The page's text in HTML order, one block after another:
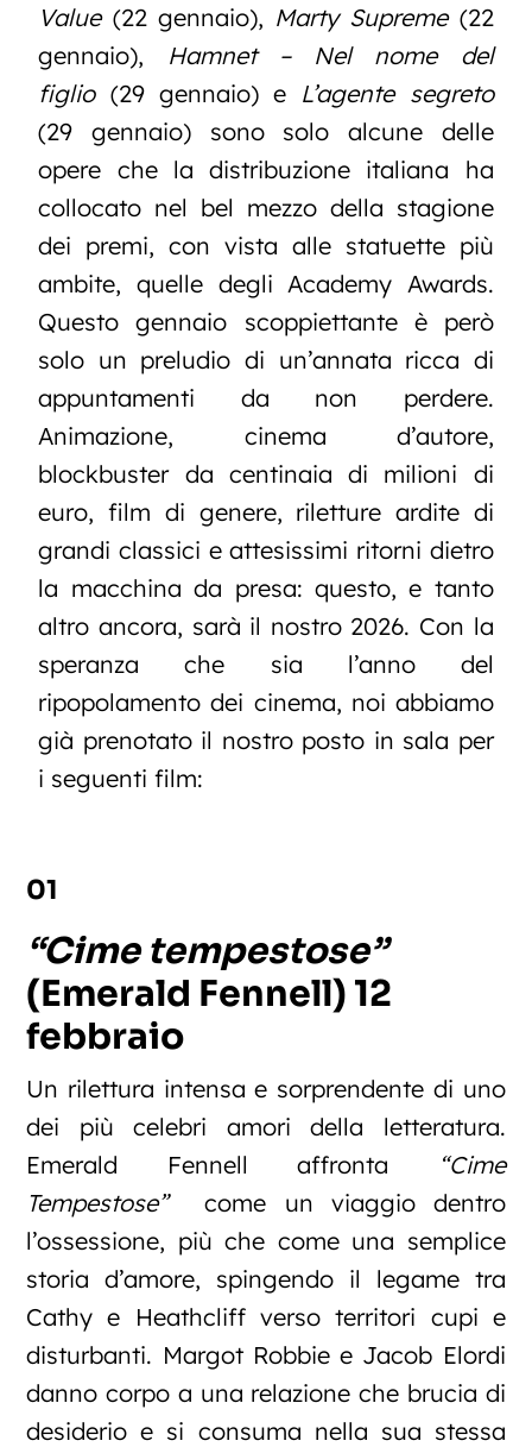
Value (22 gennaio), Marty Supreme (22
gennaio), Hamnet – Nel nome del
figlio (29 gennaio) e L’agente segreto
(29 gennaio) sono solo alcune delle
opere che la distribuzione italiana ha
collocato nel bel mezzo della stagione
dei premi, con vista alle statuette più
ambite, quelle degli Academy Awards.
Questo gennaio scoppiettante è però
solo un preludio di un’annata ricca di
appuntamenti da non perdere.
Animazione, cinema d’autore,
blockbuster da centinaia di milioni di
euro, film di genere, riletture ardite di
grandi classici e attesissimi ritorni dietro
la macchina da presa: questo, e tanto
altro ancora, sarà il nostro 2026. Con la
speranza che sia l’anno del
ripopolamento dei cinema, noi abbiamo
già prenotato il nostro posto in sala per
i seguenti film:
01
“Cime tempestose”
(Emerald Fennell) 12
febbraio
Un rilettura intensa e sorprendente di uno
dei più celebri amori della letteratura.
Emerald Fennell affronta
“Cime
Tempestose”come un viaggio dentro
l’ossessione, più che come una semplice
storia d’amore, spingendo il legame tra
Cathy e Heathcliff verso territori cupi e
disturbanti. Margot Robbie e Jacob Elordi
danno corpo a una relazione che brucia di
desiderio e si consuma nella sua stessa